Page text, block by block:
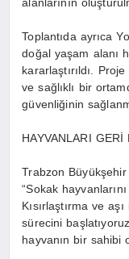
alanlarının
Toplantıda ayrıca
doğal yaşam alanı
kararlaştırıldı.
ve sağlıklı bir
güvenliğinin
HAYVANLARI GERİ
Trabzon
“Sokak
Kısırlaştırma ve
sürecini
hayvanın bir sahibi